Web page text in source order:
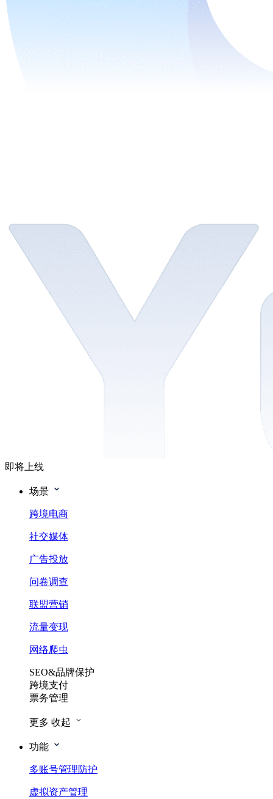
即将上线
场景
跨境电商
社交媒体
广告投放
问卷调查
联盟营销
流量变现
网络爬虫
SEO&品牌保护
跨境支付
票务管理
更多 收起
功能
多账号管理防护
虚拟资产管理